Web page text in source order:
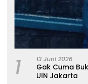
1 13 Juni 2026
Gak Cuma
UIN Jakarta